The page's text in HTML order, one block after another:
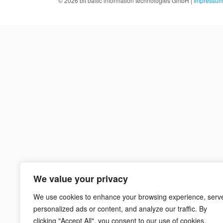
We value your privacy
We use cookies to enhance your browsing experience,
personalized ads or content, and analyze our traffic. By
clicking "Accept All", you consent to our use of cookies.